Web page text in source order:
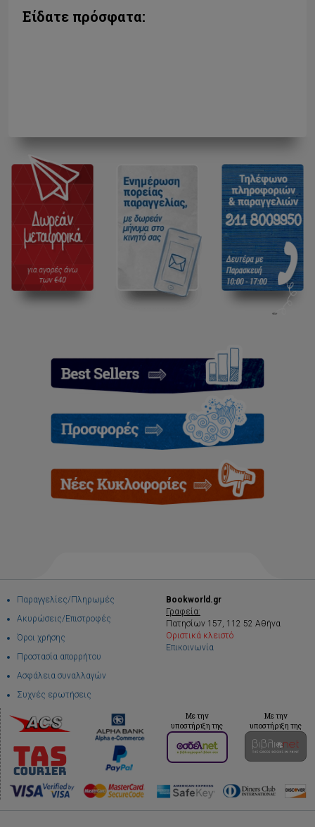
Είδατε πρόσφατα:
Παραγγελίες/Πληρωμές
Ακυρώσεις/Επιστροφές
Όροι χρήσης
Προστασία απορρήτου
Ασφάλεια συναλλαγών
Συχνές ερωτήσεις
Bookworld.gr
Γραφεία:
Πατησίων 157, 112 52 Αθήνα
Οριστικά κλειστό
Επικοινωνία
Με την
υποστήριξη της
Με την
υποστήριξη της